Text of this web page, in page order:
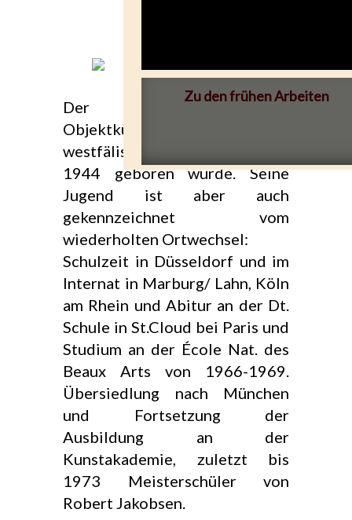
Zu den frühen Arbeiten
Der Bildhauer und
Objektkünstler kommt aus dem
westfälischen Hagen, wo er
1944 geboren wurde. Seine
Jugend ist aber auch
gekennzeichnet vom
wiederholten Ortwechsel:
Schulzeit in Düsseldorf und im
Internat in Marburg/ Lahn, Köln
am Rhein und Abitur an der Dt.
Schule in St.Cloud bei Paris und
Studium an der École Nat. des
Beaux Arts von 1966-1969.
Übersiedlung nach München
und Fortsetzung der
Ausbildung an der
Kunstakademie, zuletzt bis
1973 Meisterschüler von
Robert Jakobsen.